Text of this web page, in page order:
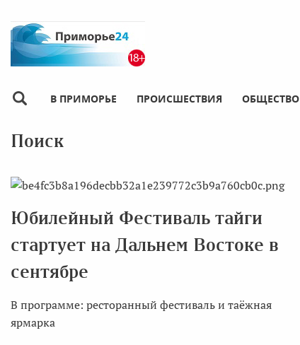
В ПРИМОРЬЕ ПРОИСШЕСТВИЯ ОБЩЕСТВО
Поиск
Юбилейный Фестиваль тайги
стартует на Дальнем Востоке в
сентябре
В программе: ресторанный фестиваль и таёжная
ярмарка